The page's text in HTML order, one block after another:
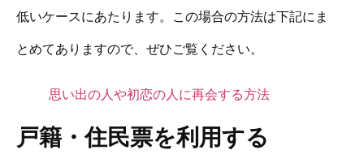
低いケースにあたります。この場合の方法は下記にま
とめてありますので、ぜひご覧ください。
思い出の人や初恋の人に再会する方法
戸籍・住民票を利用する